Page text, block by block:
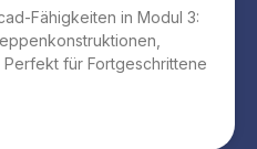
Fähigkeiten in Modul 3:
für Fortgeschrittene